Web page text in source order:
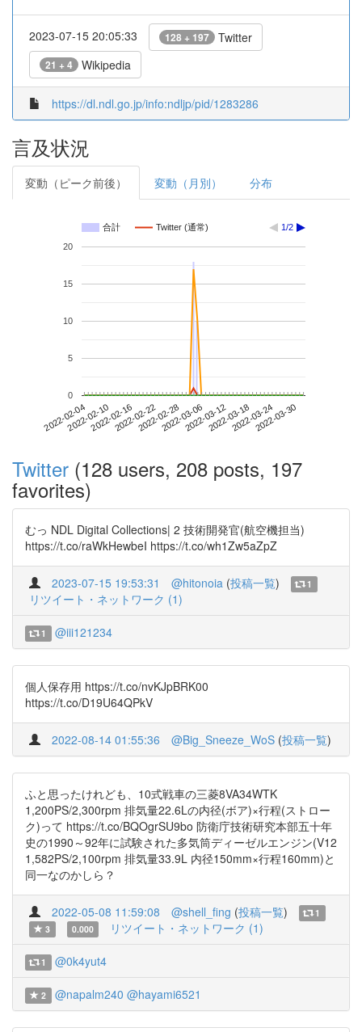
2023-07-15 20:05:33 128 + 197 Twitter
21 + 4 Wikipedia
https://dl.ndl.go.jp/info:ndljp/pid/1283286
言及状況
変動（ピーク前後） 変動（月別） 分布
合計 Twitter (通常) 1/2
2022-02-042022-02-102022-02-162022-02-222022-02-282022-03-062022-03-122022-03-182022-03-242022-03-30
0
5
10
15
20
Twitter (128 users, 208 posts, 197
favorites)
むっ NDL Digital Collections| 2 技術開発官(航空機担当)
https://t.co/raWkHewbeI https://t.co/wh1Zw5aZpZ
2023-07-15 19:53:31 @hitonoia (投稿一覧) 1
リツイート・ネットワーク (1)
1 @iii121234
個人保存用 https://t.co/nvKJpBRK00
https://t.co/D19U64QPkV
2022-08-14 01:55:36 @Big_Sneeze_WoS (投稿一覧)
ふと思ったけれども、10式戦車の三菱8VA34WTK
1,200PS/2,300rpm 排気量22.6Lの内径(ボア)×行程(ストロー
ク)って https://t.co/BQOgrSU9bo 防衛庁技術研究本部五十年
史の1990～92年に試験された多気筒ディーゼルエンジン(V12
1,582PS/2,100rpm 排気量33.9L 内径150mm×行程160mm)と
同一なのかしら？
2022-05-08 11:59:08 @shell_fing (投稿一覧)
1
3
0.000 リツイート・ネットワーク (1)
1 @0k4yut4
2 @napalm240 @hayami6521